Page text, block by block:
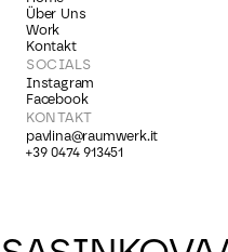
Über Uns
Work
Kontakt
SOCIALS
Instagram
Facebook
KONTAKT
pavlina@raumwerk.it
+39 0474 913451